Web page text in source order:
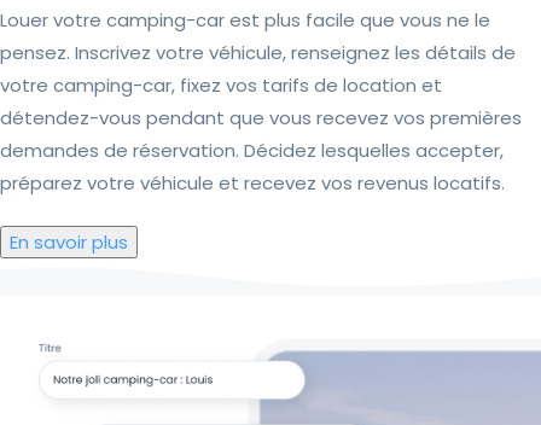
Louer votre camping-car est plus facile que vous ne le
pensez. Inscrivez votre véhicule, renseignez les détails de
votre camping-car, fixez vos tarifs de location et
détendez-vous pendant que vous recevez vos premières
demandes de réservation. Décidez lesquelles accepter,
préparez votre véhicule et recevez vos revenus locatifs.
En savoir plus